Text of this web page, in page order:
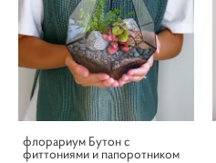
флорариум Бутон с
фиттониями и папоротником